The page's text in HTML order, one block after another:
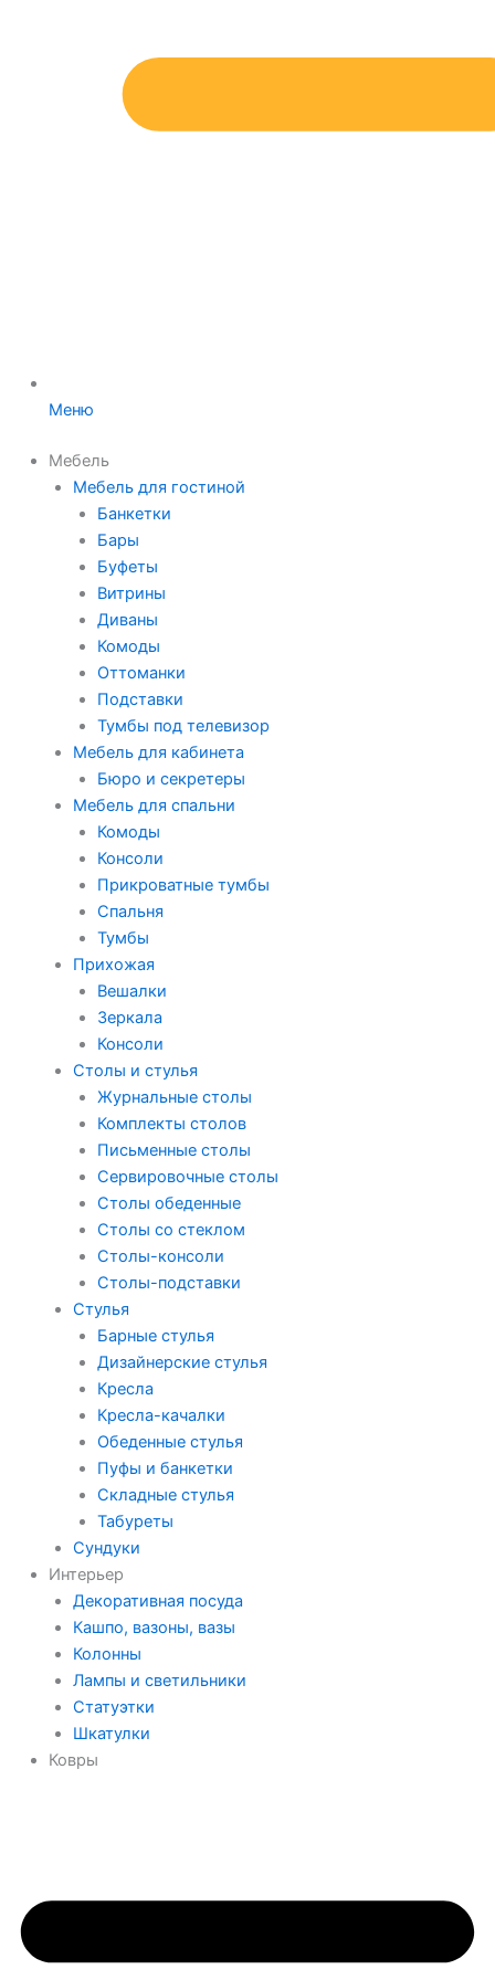
Меню
Мебель
Мебель для гостиной
Банкетки
Бары
Буфеты
Витрины
Диваны
Комоды
Оттоманки
Подставки
Тумбы под телевизор
Мебель для кабинета
Бюро и секретеры
Мебель для спальни
Комоды
Консоли
Прикроватные тумбы
Спальня
Тумбы
Прихожая
Вешалки
Зеркала
Консоли
Столы и стулья
Журнальные столы
Комплекты столов
Письменные столы
Сервировочные столы
Столы обеденные
Столы со стеклом
Столы-консоли
Столы-подставки
Стулья
Барные стулья
Дизайнерские стулья
Кресла
Кресла-качалки
Обеденные стулья
Пуфы и банкетки
Складные стулья
Табуреты
Сундуки
Интерьер
Декоративная посуда
Кашпо, вазоны, вазы
Колонны
Лампы и светильники
Статуэтки
Шкатулки
Ковры